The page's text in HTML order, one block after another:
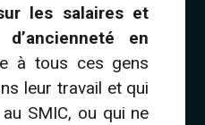
les salaires et
en
à tous ces gens
leur travail et qui
SMIC, ou qui ne